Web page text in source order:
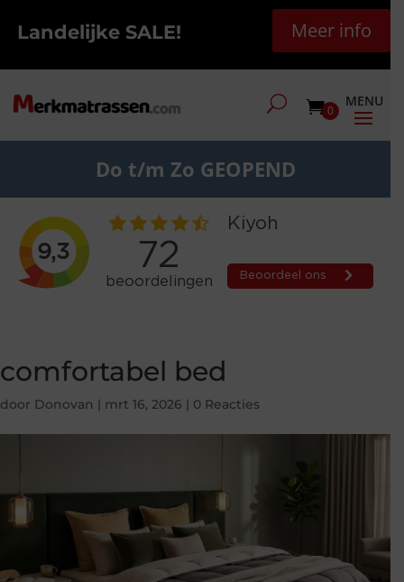
Landelijke SALE! Meer info
0
Do t/m Zo GEOPEND
comfortabel bed
door Donovan | mrt 16, 2026 | 0 Reacties